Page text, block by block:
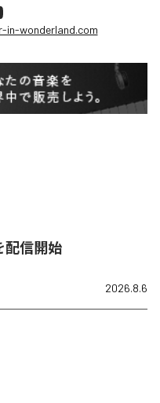
wonderland.com
配信開始
2026.8.6